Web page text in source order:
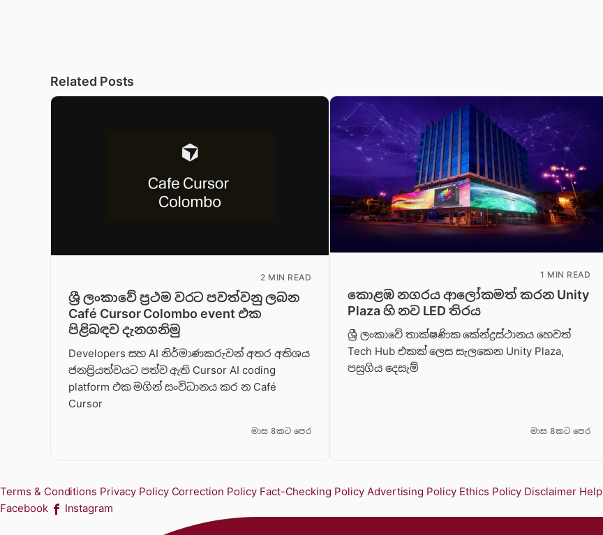
Related Posts
2 MIN READ
ශ්‍රී ලංකාවේ ප්‍රථම වරට පවත්වනු ලබන
Café Cursor Colombo event එක
පිළිබඳව දැනගනිමු
Developers සහ AI නිර්මාණකරුවන් අතර අතිශය
ජනප්‍රියත්වයට පත්ව ඇති Cursor AI coding
platform එක මගින් සංවිධානය කර න Café
Cursor
මාස 8කට පෙර
1 MIN READ
කොළඹ නගරය ආලෝකමත් කරන Unity
Plaza හි නව LED තිරය
ශ්‍රී ලංකාවේ තාක්ෂණික කේන්ද්‍රස්ථානය හෙවත්
Tech Hub එකක් ලෙස සැලකෙන Unity Plaza,
පසුගිය දෙසැම්
මාස 8කට පෙර
Terms & Conditions Privacy Policy Correction Policy Fact-Checking Policy Advertising Policy Ethics Policy Disclaimer Help
Facebook
Instagram